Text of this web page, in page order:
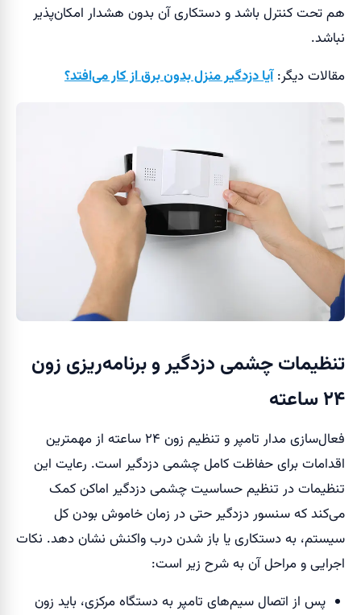
هم تحت کنترل باشد و دستکاری آن بدون هشدار امکان‌پذیر
نباشد.
مقالات دیگر:آیا دزدگیر منزل بدون برق از کار می‌افتد؟
تنظیمات چشمی دزدگیر و برنامه‌ریزی زون
۲۴ ساعته
فعال‌سازی مدار تامپر و تنظیم زون ۲۴ ساعته از مهمترین
اقدامات برای حفاظت کامل چشمی دزدگیر است. رعایت این
تنظیمات در تنظیم حساسیت چشمی دزدگیر اماکن کمک
می‌کند که سنسور دزدگیر حتی در زمان خاموش بودن کل
سیستم، به دستکاری یا باز شدن درب واکنش نشان دهد. نکات
اجرایی و مراحل آن به شرح زیر است:
پس از اتصال سیم‌های تامپر به دستگاه مرکزی، باید زون